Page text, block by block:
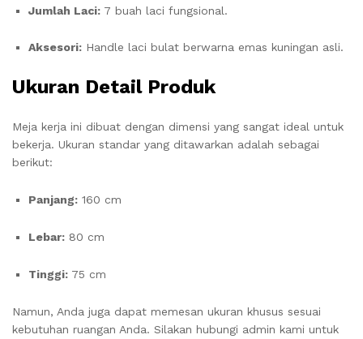
Jumlah Laci: 7 buah laci fungsional.
Aksesori: Handle laci bulat berwarna emas kuningan asli.
Ukuran Detail Produk
Meja kerja ini dibuat dengan dimensi yang sangat ideal untuk
bekerja. Ukuran standar yang ditawarkan adalah sebagai
berikut:
Panjang: 160 cm
Lebar: 80 cm
Tinggi: 75 cm
Namun, Anda juga dapat memesan ukuran khusus sesuai
kebutuhan ruangan Anda. Silakan hubungi admin kami untuk